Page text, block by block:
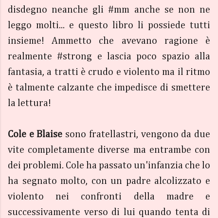
disdegno neanche gli #mm anche se non ne
leggo molti... e questo libro li possiede tutti
insieme! Ammetto che avevano ragione è
realmente #strong e lascia poco spazio alla
fantasia, a tratti è crudo e violento ma il ritmo
è talmente calzante che impedisce di smettere
la lettura!
Cole e Blaise sono fratellastri, vengono da due
vite completamente diverse ma entrambe con
dei problemi. Cole ha passato un'infanzia che lo
ha segnato molto, con un padre alcolizzato e
violento nei confronti della madre e
successivamente verso di lui quando tenta di